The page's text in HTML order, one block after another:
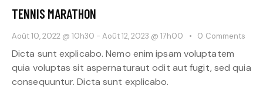
TENNIS MARATHON
Août 10, 2022 @ 10h30 - Août 12, 2023 @ 17h00 0 Comments
Dicta sunt explicabo. Nemo enim ipsam voluptatem
quia voluptas sit aspernaturaut odit aut fugit, sed quia
consequuntur. Dicta sunt explicabo.